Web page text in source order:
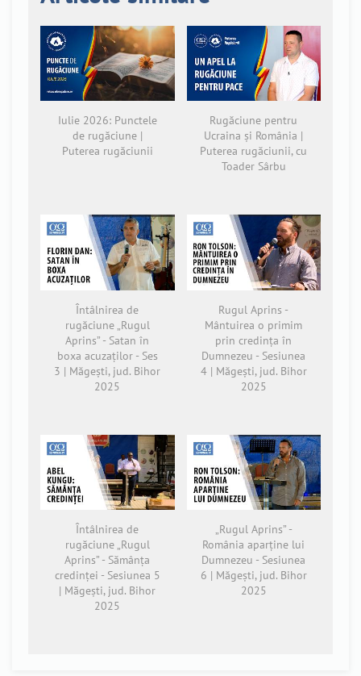
Iulie 2026: Punctele
de rugăciune |
Puterea rugăciunii
Rugăciune pentru
Ucraina și România |
Puterea rugăciunii, cu
Toader Sârbu
Întâlnirea de
rugăciune „Rugul
Aprins” - Satan în
boxa acuzaților - Ses
3 | Măgești, jud. Bihor
2025
Rugul Aprins -
Mântuirea o primim
prin credința în
Dumnezeu - Sesiunea
4 | Măgești, jud. Bihor
2025
Întâlnirea de
rugăciune „Rugul
Aprins” - Sămânța
credinței - Sesiunea 5
| Măgești, jud. Bihor
2025
„Rugul Aprins” -
România aparține lui
Dumnezeu - Sesiunea
6 | Măgești, jud. Bihor
2025